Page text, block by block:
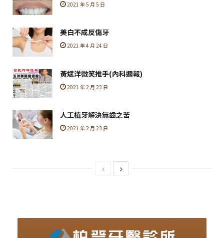
2021 年 5 月 5 日
美白不成反傷牙
2021 年 4 月 24 日
黃斌洋微笑推手(內科週報)
2021 年 2 月 23 日
人工植牙解決無齒之苦
2021 年 2 月 23 日